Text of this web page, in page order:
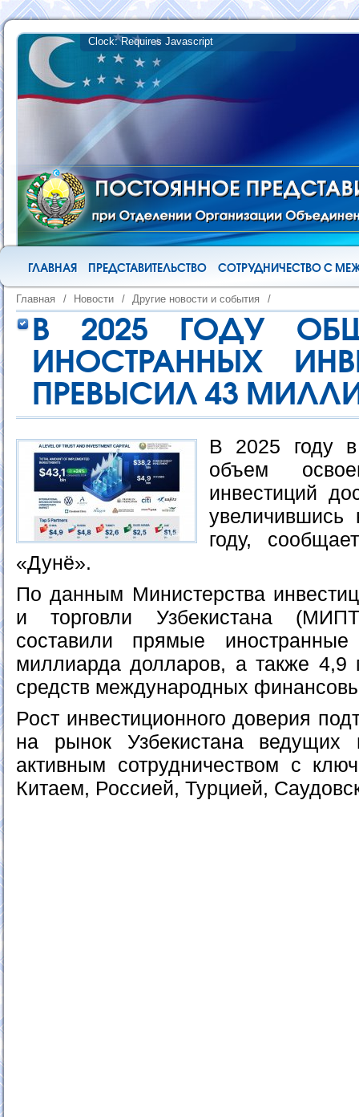
ГЛАВНАЯ ПРЕДСТАВИТЕЛЬСТВО СОТРУДНИЧЕСТВО С
Главная / Новости / Другие новости и события /
В 2025 ГОДУ
ИНОСТРАННЫХ
ПРЕВЫСИЛ 43
В 2025 году
объем
инвестиций
году,
«Дунё».
По данным Министерства
и торговли Узбекистана
составили прямые
миллиарда долларов, а также 4,9
средств международных
Рост инвестиционного доверия
на рынок Узбекистана
активным сотрудничеством с
Китаем, Россией, Турцией,